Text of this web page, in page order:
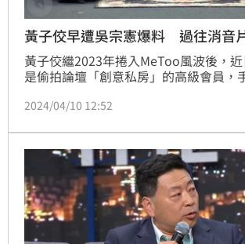
黃子佼早遭吳宗憲爆料 過往消音
黃子佼繼2023年捲入MeToo風波後，
是偷拍論壇「創意私房」的高級會員，
段陸續被挖出，讓網友直呼「真的是細
夜夜秀》時，疑似就想爆料黃子佼的事
主持人賀瓏所阻止。宋亭誼報導
2024/04/10 12:52